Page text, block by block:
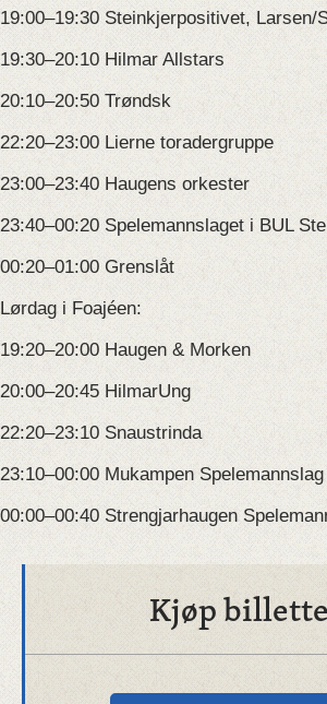
19:00–19:30 Steinkjerpositivet, Larsen/
19:30–20:10 Hilmar Allstars
20:10–20:50 Trøndsk
22:20–23:00 Lierne toradergruppe
23:00–23:40 Haugens orkester
23:40–00:20 Spelemannslaget i BUL
00:20–01:00 Grenslåt
Lørdag i Foajéen:
19:20–20:00 Haugen & Morken
20:00–20:45 HilmarUng
22:20–23:10 Snaustrinda
23:10–00:00 Mukampen Spelemannslag
00:00–00:40 Strengjarhaugen
Kjøp